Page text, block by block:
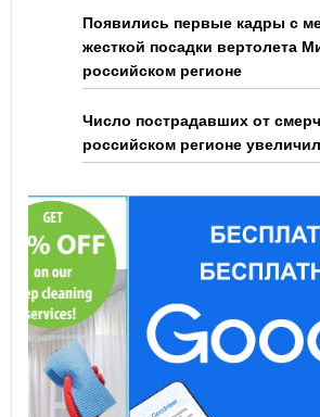
Появились первые кадры с
жесткой посадки вертолета
российском регионе
Число пострадавших от
российском регионе